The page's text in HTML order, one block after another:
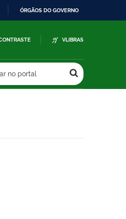
ÓRGÃOS DO GOVERNO
VLIBRAS
no portal